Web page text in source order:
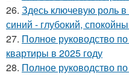
26. Здесь ключевую роль
синий - глубокий,
27. Полное руководство
квартиры в 2025 году
28. Полное руководство